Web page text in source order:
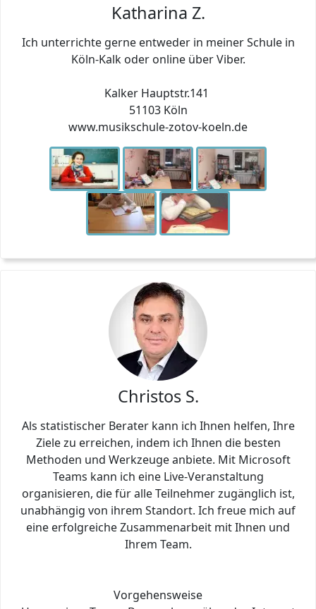
Katharina Z.
Ich unterrichte gerne entweder in meiner Schule in
Köln-Kalk oder online über Viber.
Kalker Hauptstr.141
51103 Köln
www.musikschule-zotov-koeln.de
Christos S.
Als statistischer Berater kann ich Ihnen helfen, Ihre
Ziele zu erreichen, indem ich Ihnen die besten
Methoden und Werkzeuge anbiete. Mit Microsoft
Teams kann ich eine Live-Veranstaltung
organisieren, die für alle Teilnehmer zugänglich ist,
unabhängig von ihrem Standort. Ich freue mich auf
eine erfolgreiche Zusammenarbeit mit Ihnen und
Ihrem Team.
Vorgehensweise